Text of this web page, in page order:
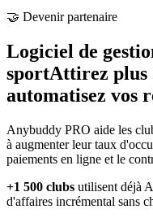
🤝 Devenir partenaire
Logiciel de
sportAttirez plus
automatisez vos
Anybuddy PRO aide les
à augmenter leur taux
paiements en ligne et le
+1 500 clubs utilisent déjà
d'affaires incrémental sans